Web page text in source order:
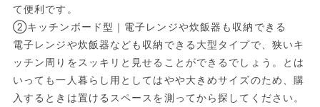
て便利です。
②キッチンボード型｜電子レンジや炊飯器も収納できる
電子レンジや炊飯器なども収納できる大型タイプで、狭いキ
ッチン周りをスッキリと見せることができるでしょう。とは
いっても一人暮らし用としてはやや大きめサイズのため、購
入するときは置けるスペースを測ってから探してください。